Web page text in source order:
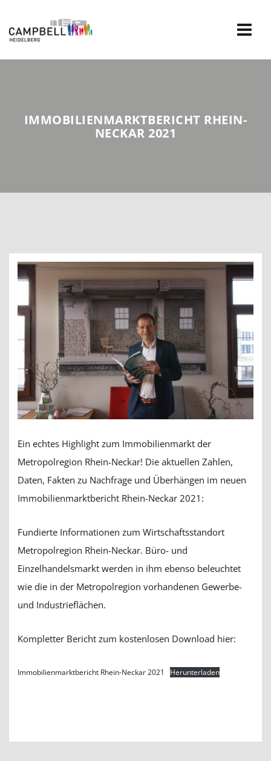
content
IMMOBILIENMARKTBERICHT RHEIN-
NECKAR 2021
Ein echtes Highlight zum Immobilienmarkt der
Metropolregion Rhein-Neckar! Die aktuellen Zahlen,
Daten, Fakten zu Nachfrage und Überhängen im neuen
Immobilienmarktbericht Rhein-Neckar 2021:
Fundierte Informationen zum Wirtschaftsstandort
Metropolregion Rhein-Neckar. Büro- und
Einzelhandelsmarkt werden in ihm ebenso beleuchtet
wie die in der Metropolregion vorhandenen Gewerbe-
und Industrieflächen.
Kompletter Bericht zum kostenlosen Download hier:
Immobilienmarktbericht Rhein-Neckar 2021 Herunterladen